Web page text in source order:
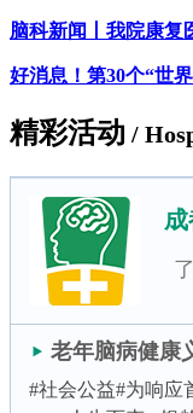
脑科新闻丨我院康复
好消息！第30个“世
精彩活动 /